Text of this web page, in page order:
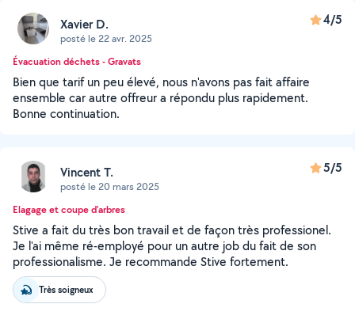
Xavier D.
posté le 22 avr. 2025
4/5
Évacuation déchets - Gravats
Bien que tarif un peu élevé, nous n'avons pas fait affaire
ensemble car autre offreur a répondu plus rapidement.
Bonne continuation.
Vincent T.
posté le 20 mars 2025
5/5
Elagage et coupe d'arbres
Stive a fait du très bon travail et de façon très professionel.
Je l'ai même ré-employé pour un autre job du fait de son
professionalisme. Je recommande Stive fortement.
Très soigneux